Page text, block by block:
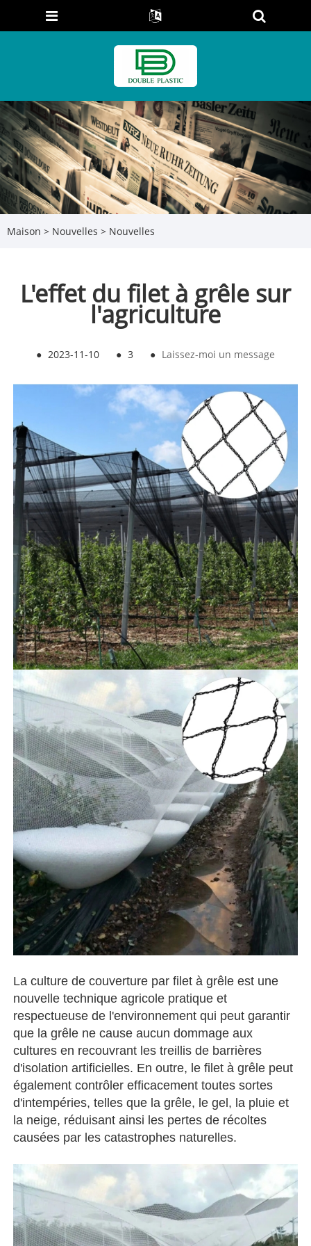
Maison > Nouvelles > Nouvelles
L'effet du filet à grêle sur
l'agriculture
● 2023-11-10 ● 3 ● Laissez-moi un message
La culture de couverture par filet à grêle est une
nouvelle technique agricole pratique et
respectueuse de l'environnement qui peut garantir
que la grêle ne cause aucun dommage aux
cultures en recouvrant les treillis de barrières
d'isolation artificielles. En outre, le filet à grêle peut
également contrôler efficacement toutes sortes
d'intempéries, telles que la grêle, le gel, la pluie et
la neige, réduisant ainsi les pertes de récoltes
causées par les catastrophes naturelles.